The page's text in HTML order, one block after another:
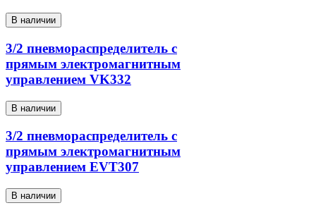
В наличии
3/2 пневмораспределитель с
прямым электромагнитным
управлением VK332
В наличии
3/2 пневмораспределитель с
прямым электромагнитным
управлением EVT307
В наличии